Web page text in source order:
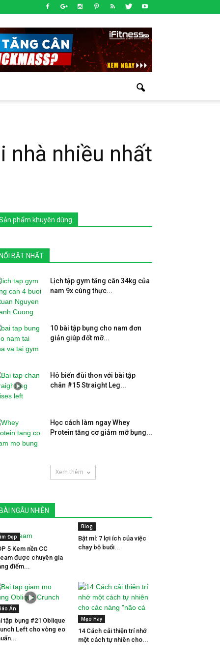
nhà nhiều nhất
phẩm khuyên dùng
NỔI BẬT NHẤT
Lịch tập gym tăng cân 34kg của
nam 9x cùng thực...
10 bài tập bụng cho nam đơn
giản giúp đốt mỡ...
Hô biến đùi thon với bài tập
chân #15 Straight Leg...
Học cách làm ngay Whey
Protein tăng cơ giảm mỡ bụng...
Xem thêm
BÀI NGẪU NHIÊN
Đẹp
5 Kem nền CC
được chuyên gia
điểm...
Blog
Bật mí: 7 lợi ích của việc
chạy bộ buổi...
Án
tập bụng #21 Oblique
Left cho vòng eo
Mẹo Hay
14 Cách cải thiện trí nhớ
một cách tự nhiên cho...